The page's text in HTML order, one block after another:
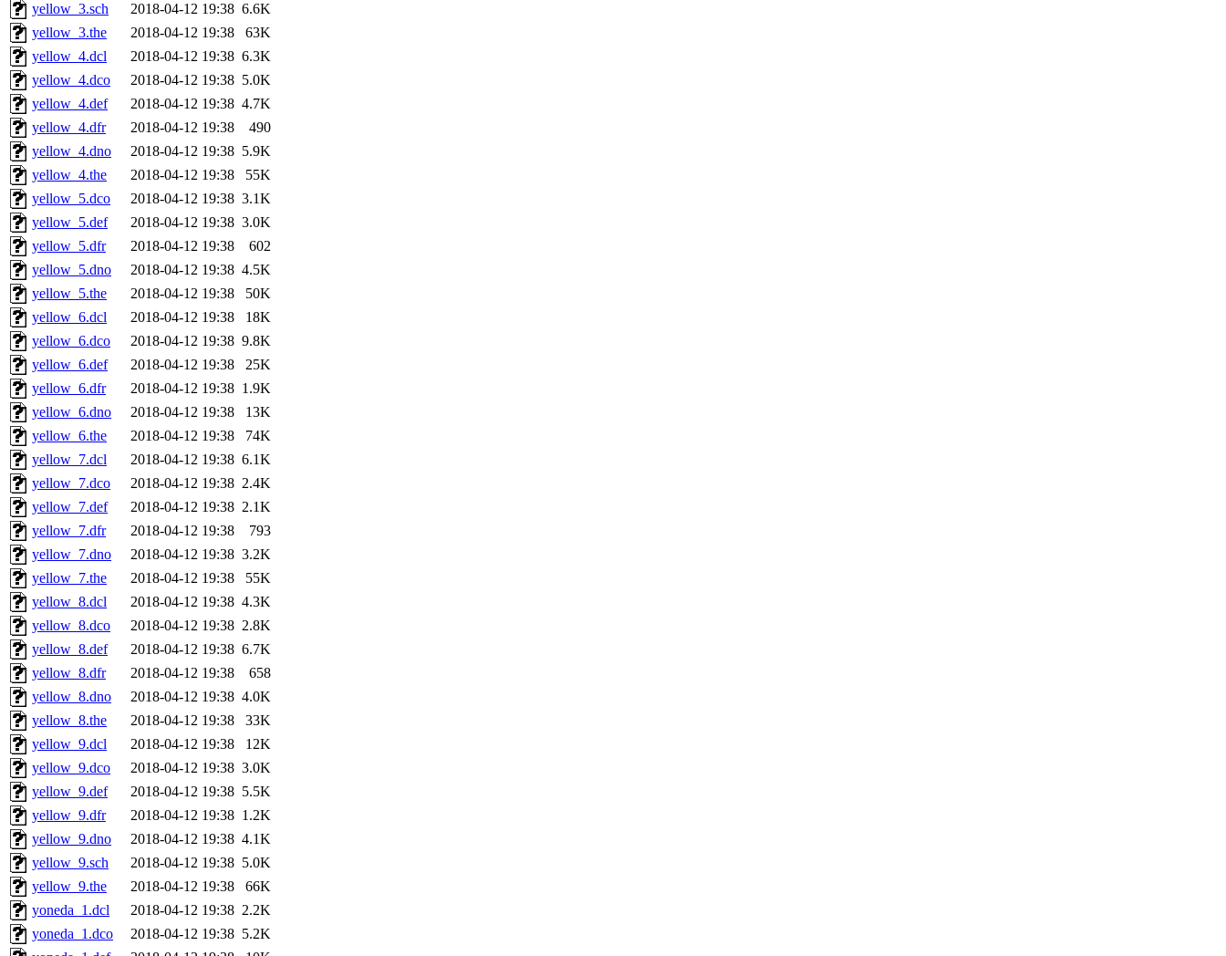
yellow_3.sch
2018-04-12 19:38 6.6K
yellow_3.the
2018-04-12 19:38
63K
yellow_4.dcl
2018-04-12 19:38 6.3K
yellow_4.dco
2018-04-12 19:38 5.0K
yellow_4.def
2018-04-12 19:38 4.7K
yellow_4.dfr
2018-04-12 19:38
490
yellow_4.dno
2018-04-12 19:38 5.9K
yellow_4.the
2018-04-12 19:38
55K
yellow_5.dco
2018-04-12 19:38 3.1K
yellow_5.def
2018-04-12 19:38 3.0K
yellow_5.dfr
2018-04-12 19:38
602
yellow_5.dno
2018-04-12 19:38 4.5K
yellow_5.the
2018-04-12 19:38
50K
yellow_6.dcl
2018-04-12 19:38
18K
yellow_6.dco
2018-04-12 19:38 9.8K
yellow_6.def
2018-04-12 19:38
25K
yellow_6.dfr
2018-04-12 19:38 1.9K
yellow_6.dno
2018-04-12 19:38
13K
yellow_6.the
2018-04-12 19:38
74K
yellow_7.dcl
2018-04-12 19:38 6.1K
yellow_7.dco
2018-04-12 19:38 2.4K
yellow_7.def
2018-04-12 19:38 2.1K
yellow_7.dfr
2018-04-12 19:38
793
yellow_7.dno
2018-04-12 19:38 3.2K
yellow_7.the
2018-04-12 19:38
55K
yellow_8.dcl
2018-04-12 19:38 4.3K
yellow_8.dco
2018-04-12 19:38 2.8K
yellow_8.def
2018-04-12 19:38 6.7K
yellow_8.dfr
2018-04-12 19:38
658
yellow_8.dno
2018-04-12 19:38 4.0K
yellow_8.the
2018-04-12 19:38
33K
yellow_9.dcl
2018-04-12 19:38
12K
yellow_9.dco
2018-04-12 19:38 3.0K
yellow_9.def
2018-04-12 19:38 5.5K
yellow_9.dfr
2018-04-12 19:38 1.2K
yellow_9.dno
2018-04-12 19:38 4.1K
yellow_9.sch
2018-04-12 19:38 5.0K
yellow_9.the
2018-04-12 19:38
66K
yoneda_1.dcl
2018-04-12 19:38 2.2K
yoneda_1.dco
2018-04-12 19:38 5.2K